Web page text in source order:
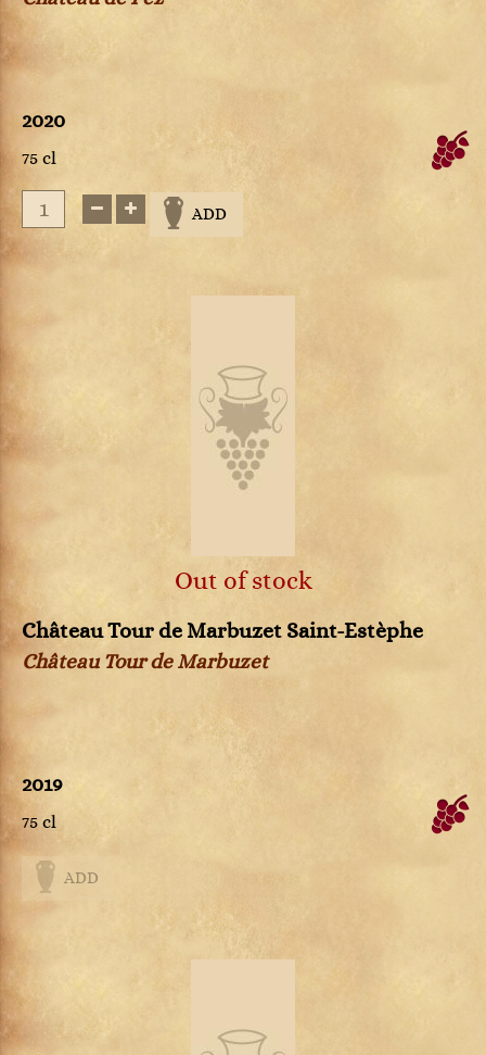
2020
75 cl
ADD
Out of stock
Château Tour de Marbuzet Saint-Estèphe
Château Tour de Marbuzet
2019
75 cl
ADD